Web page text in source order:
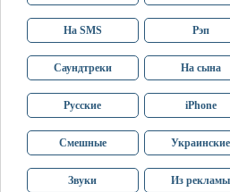
На SMS Рэп
Саундтреки На сына
Русские iPhone
Смешные Украинские
Звуки Из рекламы